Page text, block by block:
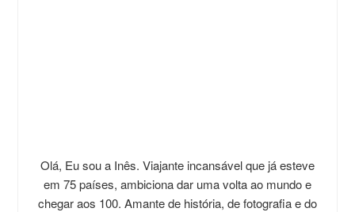
Olá, Eu sou a Inês. Viajante incansável que já esteve
em 75 países, ambiciona dar uma volta ao mundo e
chegar aos 100. Amante de história, de fotografia e do